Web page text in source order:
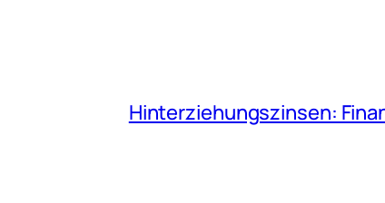
Hinterziehungszinsen: